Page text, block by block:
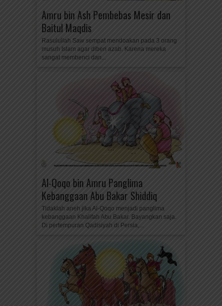
Amru bin Ash Pembebas Mesir dan
Baitul Maqdis
Rasulullah Saw sempat mendoakan pada 3 orang
musuh Islam agar diberi azab. Karena mereka
sangat membenci dan...
Al-Qoqo bin Amru Panglima
Kebanggaan Abu Bakar Shiddiq
Tidaklah aneh jika Al-Qoqo menjadi panglima
kebanggaan Khalifah Abu Bakar. Bayangkan saja.
Di pertempuran Qadisiyah di Persia,...